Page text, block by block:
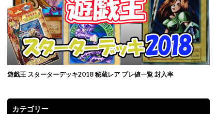
遊戯王 スターターデッキ2018 秘蔵レア プレ値一覧 封入率
カテゴリー
当たりランキング
当たるカード
応募者全員サービス
応募者全員大サービス
抽選
抽選販売
摩天パーフェクト
数量限定
新作予約情報
旧枠
早期購入特典
時のらせんリマスター
最強バトルロイヤル
最新パック
最新予約情報
最新情報
決闘者伝説 QUARTER CENTURY